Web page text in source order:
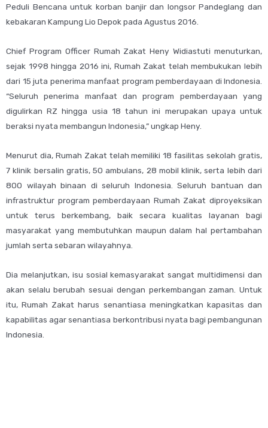
Peduli Bencana untuk korban banjir dan longsor Pandeglang dan
kebakaran Kampung Lio Depok pada Agustus 2016.
Chief Program Officer Rumah Zakat Heny Widiastuti menuturkan,
sejak 1998 hingga 2016 ini, Rumah Zakat telah membukukan lebih
dari 15 juta penerima manfaat program pemberdayaan di Indonesia.
“Seluruh penerima manfaat dan program pemberdayaan yang
digulirkan RZ hingga usia 18 tahun ini merupakan upaya untuk
beraksi nyata membangun Indonesia,” ungkap Heny.
Menurut dia, Rumah Zakat telah memiliki 18 fasilitas sekolah gratis,
7 klinik bersalin gratis, 50 ambulans, 28 mobil klinik, serta lebih dari
800 wilayah binaan di seluruh Indonesia. Seluruh bantuan dan
infrastruktur program pemberdayaan Rumah Zakat diproyeksikan
untuk terus berkembang, baik secara kualitas Iayanan bagi
masyarakat yang membutuhkan maupun dalam hal pertambahan
jumlah serta sebaran wilayahnya.
Dia melanjutkan, isu sosial kemasyarakat sangat multidimensi dan
akan selalu berubah sesuai dengan perkembangan zaman. Untuk
itu, Rumah Zakat harus senantiasa meningkatkan kapasitas dan
kapabilitas agar senantiasa berkontribusi nyata bagi pembangunan
Indonesia.